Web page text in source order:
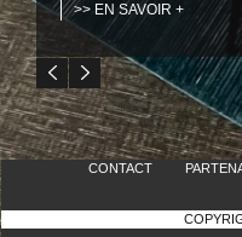
>> EN SAVOIR +
CONTACT